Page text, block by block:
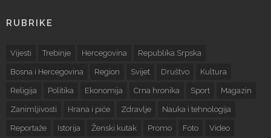
RUBRIKE
Vijesti Trebinje Hercegovina Republika Srpska
Bosna i Hercegovina Region Svijet Društvo Kultura
Religija Politika Ekonomija Crna hronika Sport Magazin
Zanimljivosti Hrana i piće Zdravlje Nauka i tehnologija
Reportaže Istorija Ženski kutak Promo Foto Video